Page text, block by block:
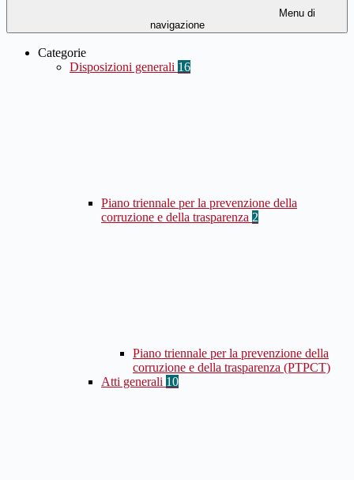
Menu di
navigazione
Categorie
Disposizioni generali 16
Piano triennale per la prevenzione della
corruzione e della trasparenza 2
Piano triennale per la prevenzione della
corruzione e della trasparenza (PTPCT)
Atti generali 10